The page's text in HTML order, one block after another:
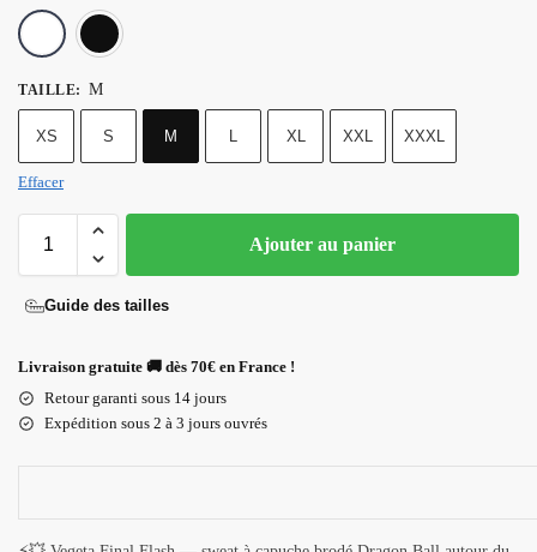
TAILLE: M
XS S M L XL XXL XXXL
Effacer
Ajouter au panier
Guide des tailles
Livraison gratuite 🚚 dès 70€ en France !
Retour garanti sous 14 jours
Expédition sous 2 à 3 jours ouvrés